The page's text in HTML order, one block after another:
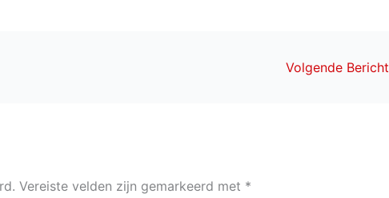
Volgende Bericht
Vereiste velden zijn gemarkeerd met *